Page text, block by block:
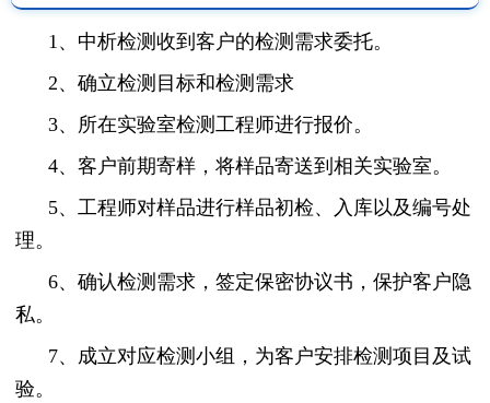
1、中析检测收到客户的检测需求委托。
2、确立检测目标和检测需求
3、所在实验室检测工程师进行报价。
4、客户前期寄样，将样品寄送到相关实验室。
5、工程师对样品进行样品初检、入库以及编号处
理。
6、确认检测需求，签定保密协议书，保护客户隐
私。
7、成立对应检测小组，为客户安排检测项目及试
验。